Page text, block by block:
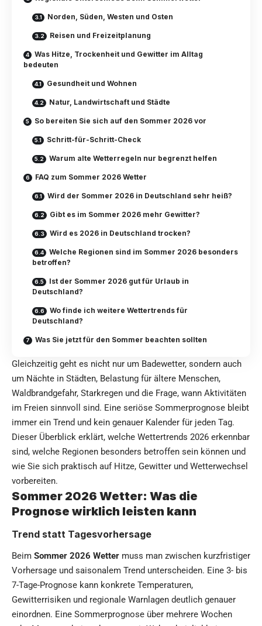
Norden, Süden, Westen und Osten
Reisen und Freizeitplanung
Was Hitze, Trockenheit und Gewitter im Alltag
bedeuten
Gesundheit und Wohnen
Natur, Landwirtschaft und Städte
So bereiten Sie sich auf den Sommer 2026 vor
Schritt-für-Schritt-Check
Warum alte Wetterregeln nur begrenzt helfen
FAQ zum Sommer 2026 Wetter
Wird der Sommer 2026 in Deutschland sehr heiß?
Gibt es im Sommer 2026 mehr Gewitter?
Wird es 2026 in Deutschland trocken?
Welche Regionen sind im Sommer 2026 besonders
betroffen?
Ist der Sommer 2026 gut für Urlaub in
Deutschland?
Wo finde ich weitere Wettertrends für
Deutschland?
Was Sie jetzt für den Sommer beachten sollten
Gleichzeitig geht es nicht nur um Badewetter, sondern auch
um Nächte in Städten, Belastung für ältere Menschen,
Waldbrandgefahr, Starkregen und die Frage, wann Aktivitäten
im Freien sinnvoll sind. Eine seriöse Sommerprognose bleibt
immer ein Trend und kein genauer Kalender für jeden Tag.
Dieser Überblick erklärt, welche Wettertrends 2026 erkennbar
sind, welche Regionen besonders betroffen sein können und
wie Sie sich praktisch auf Hitze, Gewitter und Wetterwechsel
vorbereiten.
Sommer 2026 Wetter: Was die
Prognose wirklich leisten kann
Trend statt Tagesvorhersage
Beim Sommer 2026 Wetter muss man zwischen kurzfristiger
Vorhersage und saisonalem Trend unterscheiden. Eine 3- bis
7-Tage-Prognose kann konkrete Temperaturen,
Gewitterrisiken und regionale Warnlagen deutlich genauer
einordnen. Eine Sommerprognose über mehrere Wochen